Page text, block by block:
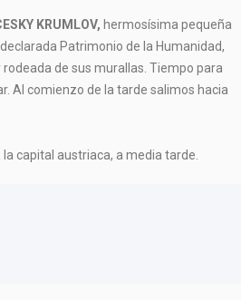
KRUMLOV, hermosísima pequeña
Patrimonio de la Humanidad,
rodeada de sus murallas. Tiempo para
Al comienzo de la tarde salimos hacia
la capital austriaca, a media tarde.